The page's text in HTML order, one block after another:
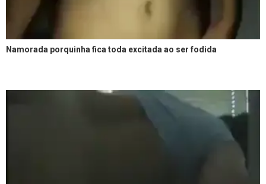
Namorada porquinha fica toda excitada ao ser fodida